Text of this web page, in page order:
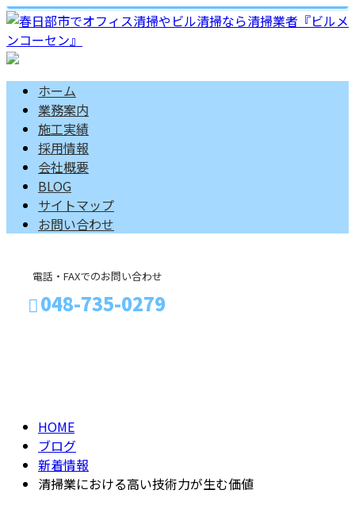
ホーム
業務案内
施工実績
採用情報
会社概要
BLOG
サイトマップ
お問い合わせ
電話・FAXでのお問い合わせ
048-735-0279
HOME
ブログ
新着情報
清掃業における高い技術力が生む価値